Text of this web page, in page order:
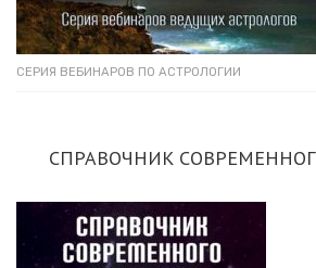
СЕРИЯ ВЕБИНАРОВ ПО АСТРОЛОГИИ
СПРАВОЧНИК